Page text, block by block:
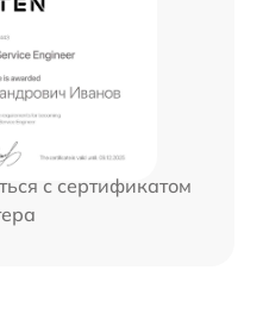
с сертификатом